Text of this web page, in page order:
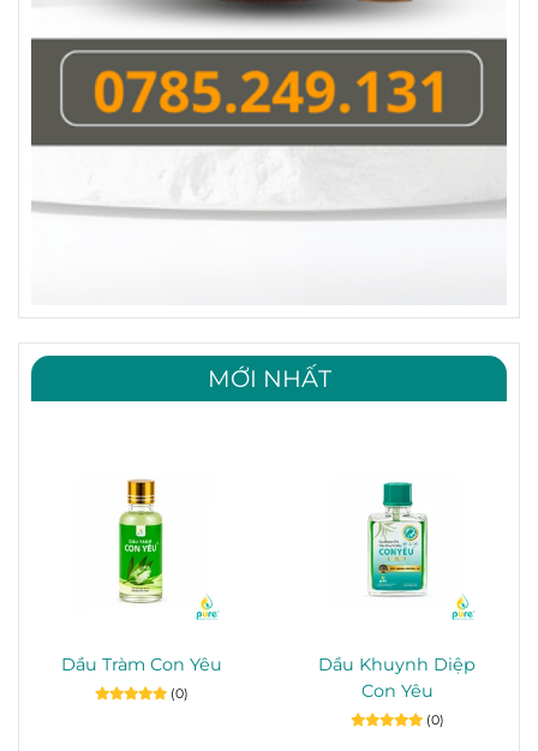
MỚI NHẤT
Dầu Tràm Con Yêu
(0)
Dầu Khuynh Diệp
Con Yêu
(0)